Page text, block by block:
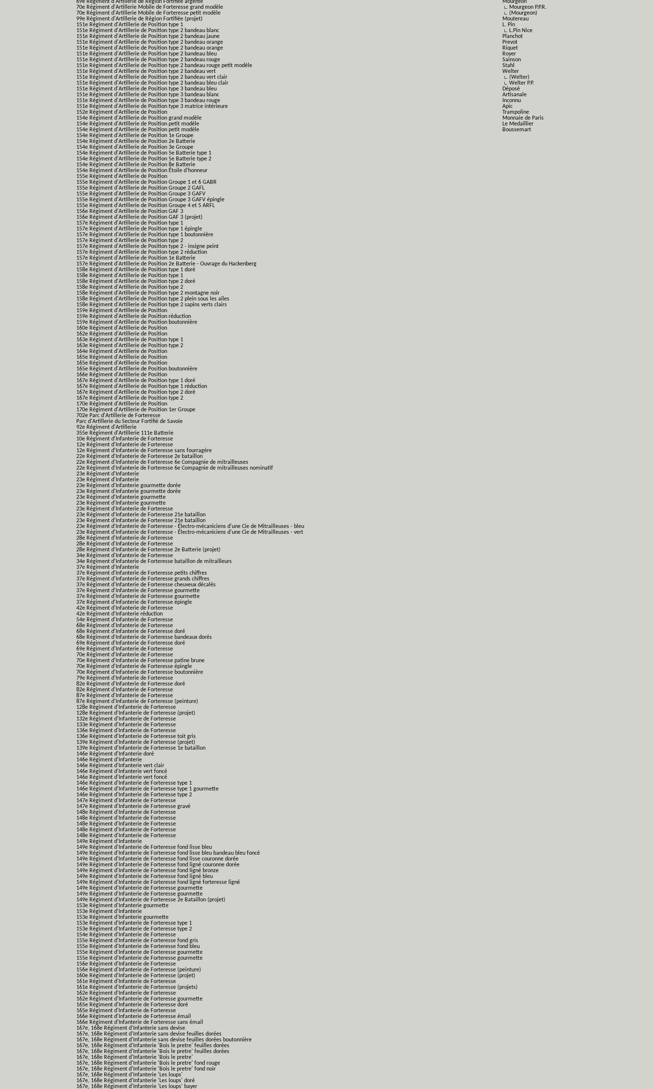
69e Régiment d'Artillerie de Région Fortifiée argenté
70e Régiment d'Artillerie Mobile de Forteresse grand modèle
70e Régiment d'Artillerie Mobile de Forteresse petit modèle
99e Régiment d'Artillerie de Région Fortifiée (projet)
151e Régiment d'Artillerie de Position type 1
151e Régiment d'Artillerie de Position type 2 bandeau blanc
151e Régiment d'Artillerie de Position type 2 bandeau jaune
151e Régiment d'Artillerie de Position type 2 bandeau orange
151e Régiment d'Artillerie de Position type 2 bandeau orange
151e Régiment d'Artillerie de Position type 2 bandeau bleu
151e Régiment d'Artillerie de Position type 2 bandeau rouge
151e Régiment d'Artillerie de Position type 2 bandeau rouge petit modèle
151e Régiment d'Artillerie de Position type 2 bandeau vert
151e Régiment d'Artillerie de Position type 2 bandeau vert clair
151e Régiment d'Artillerie de Position type 2 bandeau bleu clair
151e Régiment d'Artillerie de Position type 3 bandeau bleu
151e Régiment d'Artillerie de Position type 3 bandeau blanc
151e Régiment d'Artillerie de Position type 3 bandeau rouge
151e Régiment d'Artillerie de Position type 3 matrice intérieure
152e Régiment d'Artillerie de Position
154e Régiment d'Artillerie de Position grand modèle
154e Régiment d'Artillerie de Position petit modèle
154e Régiment d'Artillerie de Position petit modèle
154e Régiment d'Artillerie de Position 1e Groupe
154e Régiment d'Artillerie de Position 2e Batterie
154e Régiment d'Artillerie de Position 3e Groupe
154e Régiment d'Artillerie de Position 5e Batterie type 1
154e Régiment d'Artillerie de Position 5e Batterie type 2
154e Régiment d'Artillerie de Position 8e Batterie
154e Régiment d'Artillerie de Position Étoile d'honneur
155e Régiment d'Artillerie de Position
155e Régiment d'Artillerie de Position Groupe 1 et 6 GABR
155e Régiment d'Artillerie de Position Groupe 2 GAFL
155e Régiment d'Artillerie de Position Groupe 3 GAFV
155e Régiment d'Artillerie de Position Groupe 3 GAFV épingle
155e Régiment d'Artillerie de Position Groupe 4 et 5 ARFL
156e Régiment d'Artillerie de Position GAF 3
156e Régiment d'Artillerie de Position GAF 3 (projet)
157e Régiment d'Artillerie de Position type 1
157e Régiment d'Artillerie de Position type 1 épingle
157e Régiment d'Artillerie de Position type 1 boutonnière
157e Régiment d'Artillerie de Position type 2
157e Régiment d'Artillerie de Position type 2 - insigne peint
157e Régiment d'Artillerie de Position type 2 réduction
157e Régiment d'Artillerie de Position 1e Batterie
157e Régiment d'Artillerie de Position 2e Batterie - Ouvrage du Hackenberg
158e Régiment d'Artillerie de Position type 1 doré
158e Régiment d'Artillerie de Position type 1
158e Régiment d'Artillerie de Position type 2 doré
158e Régiment d'Artillerie de Position type 2
158e Régiment d'Artillerie de Position type 2 montagne noir
158e Régiment d'Artillerie de Position type 2 plein sous les ailes
158e Régiment d'Artillerie de Position type 2 sapins verts clairs
159e Régiment d'Artillerie de Position
159e Régiment d'Artillerie de Position réduction
159e Régiment d'Artillerie de Position boutonnière
160e Régiment d'Artillerie de Position
162e Régiment d'Artillerie de Position
163e Régiment d'Artillerie de Position type 1
163e Régiment d'Artillerie de Position type 2
164e Régiment d'Artillerie de Position
165e Régiment d'Artillerie de Position
165e Régiment d'Artillerie de Position
165e Régiment d'Artillerie de Position boutonnière
166e Régiment d'Artillerie de Position
167e Régiment d'Artillerie de Position type 1 doré
167e Régiment d'Artillerie de Position type 1 réduction
167e Régiment d'Artillerie de Position type 2 doré
167e Régiment d'Artillerie de Position type 2
170e Régiment d'Artillerie de Position
170e Régiment d'Artillerie de Position 1er Groupe
702e Parc d'Artillerie de Forteresse
Parc d'Artillerie du Secteur Fortifié de Savoie
92e Régiment d'Artillerie
355e Régiment d'Artillerie 111e Batterie
10e Régiment d'Infanterie de Forteresse
12e Régiment d'Infanterie de Forteresse
12e Régiment d'Infanterie de Forteresse sans fourragère
22e Régiment d'Infanterie de Forteresse 2e bataillon
22e Régiment d'Infanterie de Forteresse 6e Compagnie de mitrailleuses
22e Régiment d'Infanterie de Forteresse 6e Compagnie de mitrailleuses nominatif
23e Régiment d'Infanterie
23e Régiment d'Infanterie
23e Régiment d'Infanterie gourmette dorée
23e Régiment d'Infanterie gourmette dorée
23e Régiment d'Infanterie gourmette
23e Régiment d'Infanterie gourmette
23e Régiment d'Infanterie de Forteresse
23e Régiment d'Infanterie de Forteresse 21e bataillon
23e Régiment d'Infanterie de Forteresse 21e bataillon
23e Régiment d'Infanterie de Forteresse - Électro-mécaniciens d'une Cie de Mitrailleuses - bleu
23e Régiment d'Infanterie de Forteresse - Électro-mécaniciens d'une Cie de Mitrailleuses - vert
28e Régiment d'Infanterie de Forteresse
28e Régiment d'Infanterie de Forteresse
28e Régiment d'Infanterie de Forteresse 2e Batterie (projet)
34e Régiment d'Infanterie de Forteresse
34e Régiment d'Infanterie de Forteresse bataillon de mitrailleurs
37e Régiment d'Infanterie
37e Régiment d'Infanterie de Forteresse petits chiffres
37e Régiment d'Infanterie de Forteresse grands chiffres
37e Régiment d'Infanterie de Forteresse cheuveux décalés
37e Régiment d'Infanterie de Forteresse gourmette
37e Régiment d'Infanterie de Forteresse gourmette
37e Régiment d'Infanterie de Forteresse épingle
42e Régiment d'Infanterie de Forteresse
42e Régiment d'Infanterie réduction
54e Régiment d'Infanterie de Forteresse
68e Régiment d'Infanterie de Forteresse
68e Régiment d'Infanterie de Forteresse doré
68e Régiment d'Infanterie de Forteresse bandeaux dorés
69e Régiment d'Infanterie de Forteresse doré
69e Régiment d'Infanterie de Forteresse
70e Régiment d'Infanterie de Forteresse
70e Régiment d'Infanterie de Forteresse patine brune
70e Régiment d'Infanterie de Forteresse épingle
70e Régiment d'Infanterie de Forteresse boutonnière
79e Régiment d'Infanterie de Forteresse
82e Régiment d'Infanterie de Forteresse doré
82e Régiment d'Infanterie de Forteresse
87e Régiment d'Infanterie de Forteresse
87e Régiment d'Infanterie de Forteresse (peinture)
128e Régiment d'Infanterie de Forteresse
128e Régiment d'Infanterie de Forteresse (projet)
132e Régiment d'Infanterie de Forteresse
133e Régiment d'Infanterie de Forteresse
136e Régiment d'Infanterie de Forteresse
136e Régiment d'Infanterie de Forteresse toit gris
139e Régiment d'Infanterie de Forteresse (projet)
139e Régiment d'Infanterie de Forteresse 1e bataillon
146e Régiment d'Infanterie doré
146e Régiment d'Infanterie
146e Régiment d'Infanterie vert clair
146e Régiment d'Infanterie vert foncé
146e Régiment d'Infanterie vert foncé
146e Régiment d'Infanterie de Forteresse type 1
146e Régiment d'Infanterie de Forteresse type 1 gourmette
146e Régiment d'Infanterie de Forteresse type 2
147e Régiment d'Infanterie de Forteresse
147e Régiment d'Infanterie de Forteresse gravé
148e Régiment d'Infanterie de Forteresse
148e Régiment d'Infanterie de Forteresse
148e Régiment d'Infanterie de Forteresse
148e Régiment d'Infanterie de Forteresse
148e Régiment d'Infanterie de Forteresse
149e Régiment d'Infanterie
149e Régiment d'Infanterie de Forteresse fond lisse bleu
149e Régiment d'Infanterie de Forteresse fond lisse bleu bandeau bleu foncé
149e Régiment d'Infanterie de Forteresse fond lisse couronne dorée
149e Régiment d'Infanterie de Forteresse fond ligné couronne dorée
149e Régiment d'Infanterie de Forteresse fond ligné bronze
149e Régiment d'Infanterie de Forteresse fond ligné bleu
149e Régiment d'Infanterie de Forteresse fond ligné forteresse ligné
149e Régiment d'Infanterie de Forteresse gourmette
149e Régiment d'Infanterie de Forteresse gourmette
149e Régiment d'Infanterie de Forteresse 2e Bataillon (projet)
153e Régiment d'Infanterie gourmette
153e Régiment d'Infanterie
153e Régiment d'Infanterie gourmette
153e Régiment d'Infanterie de Forteresse type 1
153e Régiment d'Infanterie de Forteresse type 2
154e Régiment d'Infanterie de Forteresse
155e Régiment d'Infanterie de Forteresse fond gris
155e Régiment d'Infanterie de Forteresse fond bleu
155e Régiment d'Infanterie de Forteresse gourmette
155e Régiment d'Infanterie de Forteresse gourmette
156e Régiment d'Infanterie de Forteresse
156e Régiment d'Infanterie de Forteresse (peinture)
160e Régiment d'Infanterie de Forteresse (projet)
161e Régiment d'Infanterie de Forteresse
161e Régiment d'Infanterie de Forteresse (projets)
162e Régiment d'Infanterie de Forteresse
162e Régiment d'Infanterie de Forteresse gourmette
165e Régiment d'Infanterie de Forteresse doré
165e Régiment d'Infanterie de Forteresse
166e Régiment d'Infanterie de Forteresse émail
166e Régiment d'Infanterie de Forteresse sans émail
167e, 168e Régiment d'Infanterie sans devise
167e, 168e Régiment d'Infanterie sans devise feuilles dorées
167e, 168e Régiment d'Infanterie sans devise feuilles dorées boutonnière
167e, 168e Régiment d'Infanterie 'Bois le pretre' feuilles dorées
167e, 168e Régiment d'Infanterie 'Bois le pretre' feuilles dorées
167e, 168e Régiment d'Infanterie 'Bois le pretre'
167e, 168e Régiment d'Infanterie 'Bois le pretre' fond rouge
167e, 168e Régiment d'Infanterie 'Bois le pretre' fond noir
167e, 168e Régiment d'Infanterie 'Les loups'
167e, 168e Régiment d'Infanterie 'Les loups' doré
167e, 168e Régiment d'Infanterie 'Les loups' bayer
Mourgeon
∟ Mourgeon P.P.R.
∟ (Mourgeon)
Moutereau
L. Pin
∟ L.Pin Nice
Planchot
Prevot
Riquet
Royer
Sainson
Stahl
Welter
∟ (Welter)
∟ Welter P.P.
Déposé
Artisanale
Inconnu
Apic
Trampoline
Monnaie de Paris
Le Medaillier
Boussemart